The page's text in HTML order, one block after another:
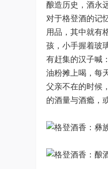
酿造历史，酒永
对于格登酒的记
用品，其中就有
孩，小手握着玻
有赶集的汉子喊
油粉摊上喝，每
父亲不在的时候
的酒量与酒瘾，